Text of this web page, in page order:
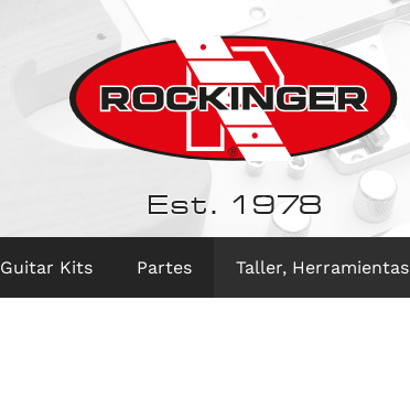
Est. 1978
Guitar Kits Partes Taller, Herramientas